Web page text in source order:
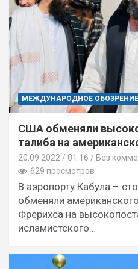
МЕЖДУНАРОДНОЕ ОБОЗРЕНИЕ
США обменяли
талиба на
20.09.2022 01:16 / Без
629 просмотров
В аэропорту Кабула –
обменяли
Фрерихса на
исламистского…